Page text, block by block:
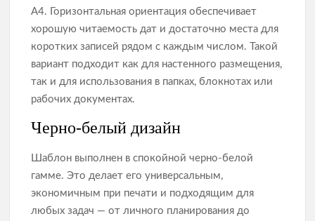
А4. Горизонтальная ориентация обеспечивает
хорошую читаемость дат и достаточно места для
коротких записей рядом с каждым числом. Такой
вариант подходит как для настенного размещения,
так и для использования в папках, блокнотах или
рабочих документах.
Черно‑белый дизайн
Шаблон выполнен в спокойной черно‑белой
гамме. Это делает его универсальным,
экономичным при печати и подходящим для
любых задач — от личного планирования до